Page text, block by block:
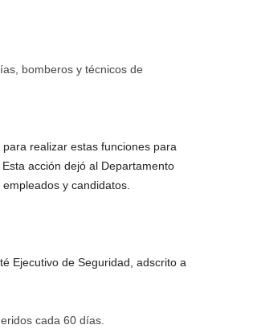
bomberos y técnicos de
realizar estas funciones para
acción dejó al Departamento
y candidatos.
Ejecutivo de Seguridad, adscrito a
cada 60 días.